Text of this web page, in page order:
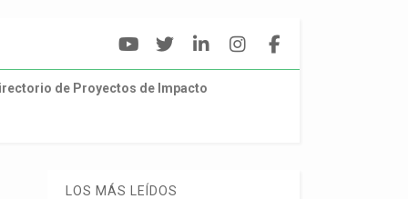
de Proyectos de Impacto
LOS MÁS LEÍDOS